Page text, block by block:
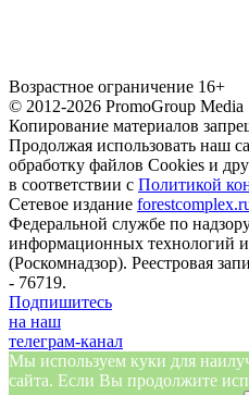
Возрастное ограничение 16+
© 2012-2026 PromoGroup Media
Копирование материалов
Продолжая использовать наш
обработку файлов Cookies и
в соответствии с Политикой
Сетевое издание
Федеральной службе по
информационных технологий
(Роскомнадзор). Реестровая
- 76719.
Подпишитесь
на наш
телеграм-канал
Мы используем куки для
сайта. Если Вы продолжите